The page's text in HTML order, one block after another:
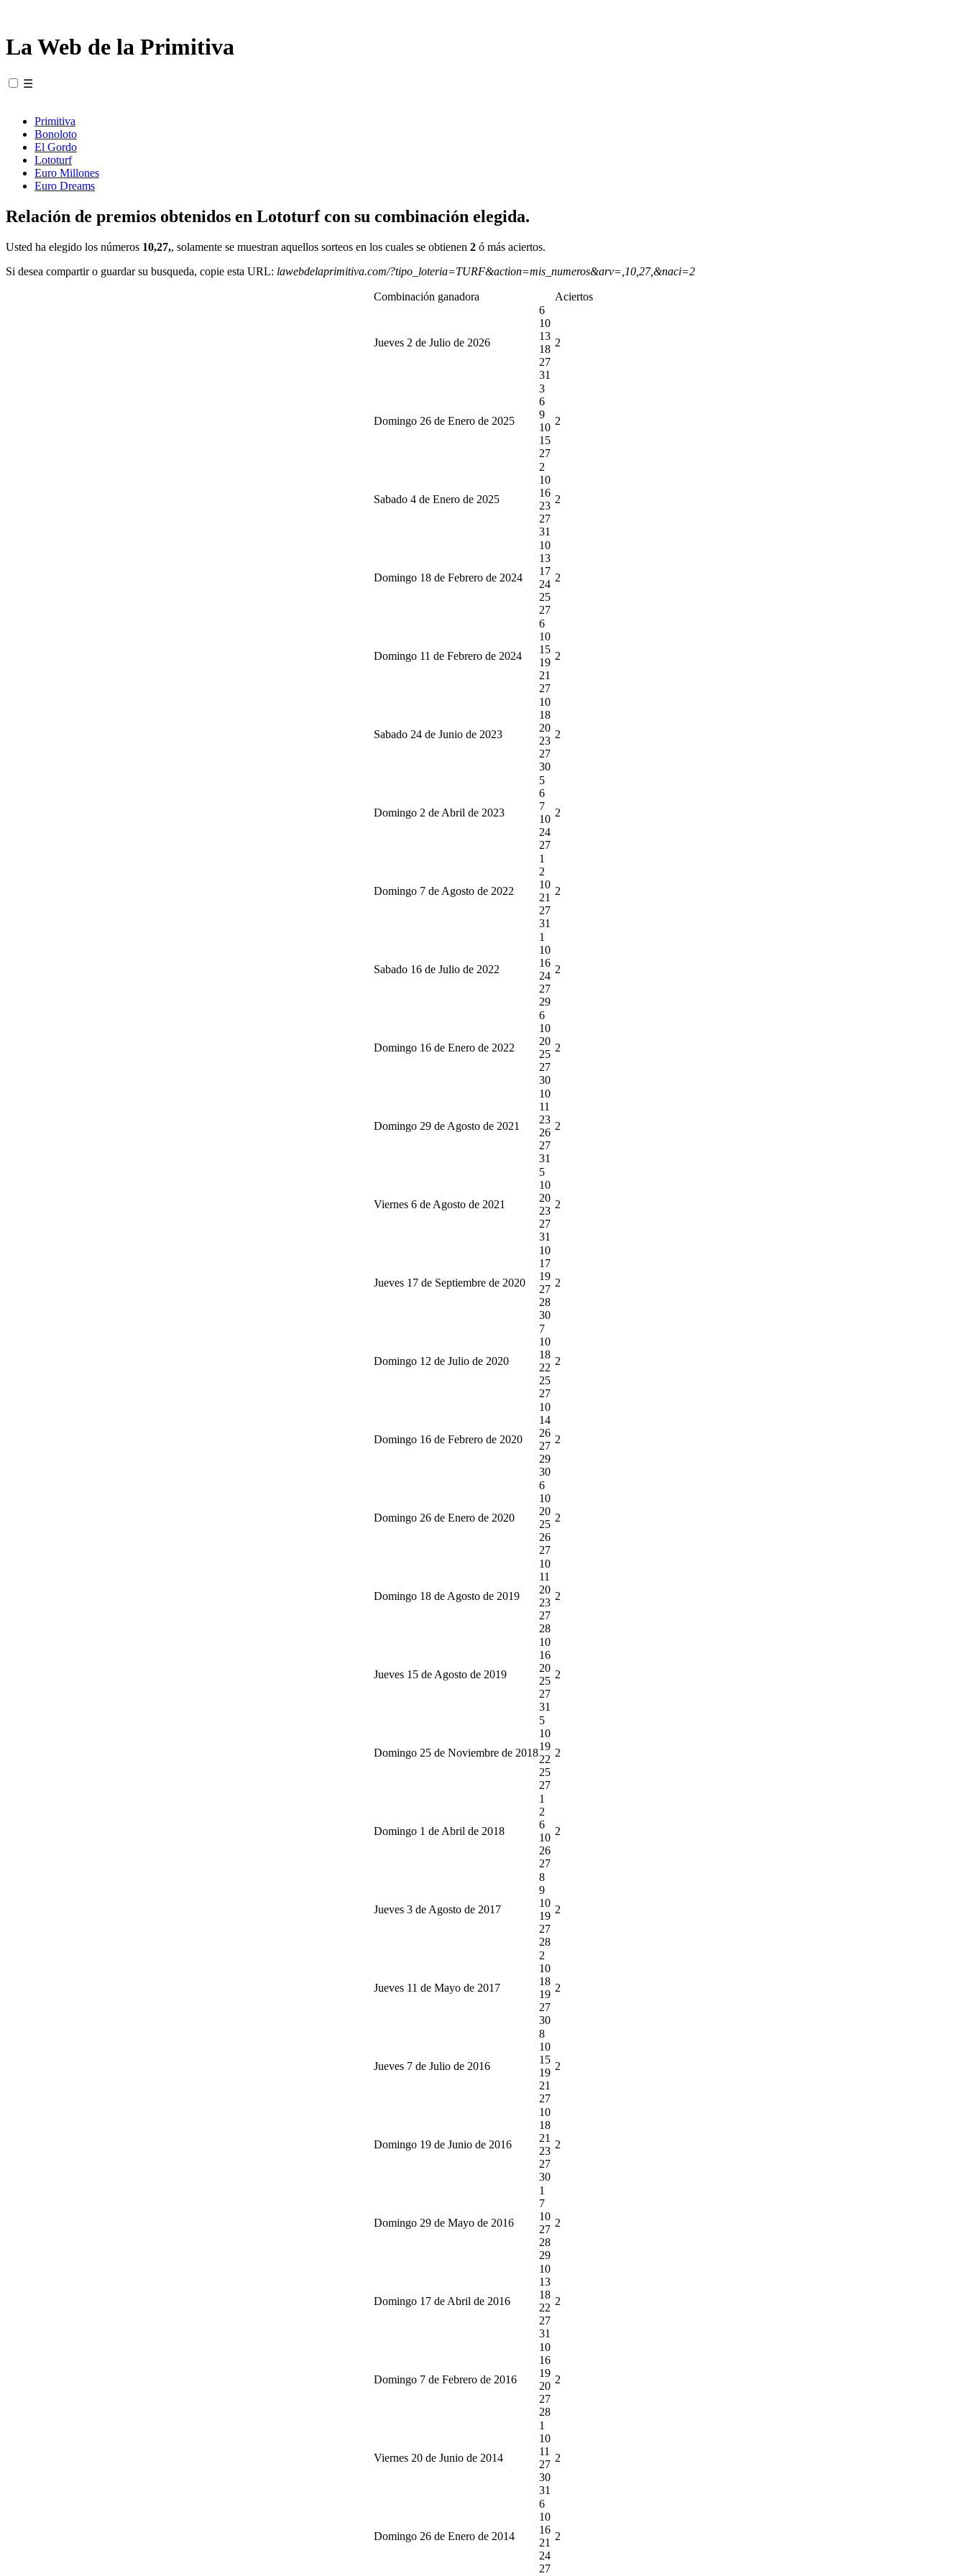
La Web de la Primitiva
☰
Primitiva
Bonoloto
El Gordo
Lototurf
Euro Millones
Euro Dreams
Relación de premios obtenidos en Lototurf con su combinación elegida.
Usted ha elegido los números 10,27,, solamente se muestran aquellos sorteos en los cuales se obtienen 2 ó más aciertos.
Si desea compartir o guardar su busqueda, copie esta URL: lawebdelaprimitiva.com/?tipo_loteria=TURF&action=mis_numeros&arv=,10,27,&naci=2
Combinación ganadora Aciertos
Jueves 2 de Julio de 2026
6
10
13
18
27
31
2
Domingo 26 de Enero de 2025
3
6
9
10
15
27
2
Sabado 4 de Enero de 2025
2
10
16
23
27
31
2
Domingo 18 de Febrero de 2024
10
13
17
24
25
27
2
Domingo 11 de Febrero de 2024
6
10
15
19
21
27
2
Sabado 24 de Junio de 2023
10
18
20
23
27
30
2
Domingo 2 de Abril de 2023
5
6
7
10
24
27
2
Domingo 7 de Agosto de 2022
1
2
10
21
27
31
2
Sabado 16 de Julio de 2022
1
10
16
24
27
29
2
Domingo 16 de Enero de 2022
6
10
20
25
27
30
2
Domingo 29 de Agosto de 2021
10
11
23
26
27
31
2
Viernes 6 de Agosto de 2021
5
10
20
23
27
31
2
Jueves 17 de Septiembre de 2020
10
17
19
27
28
30
2
Domingo 12 de Julio de 2020
7
10
18
22
25
27
2
Domingo 16 de Febrero de 2020
10
14
26
27
29
30
2
Domingo 26 de Enero de 2020
6
10
20
25
26
27
2
Domingo 18 de Agosto de 2019
10
11
20
23
27
28
2
Jueves 15 de Agosto de 2019
10
16
20
25
27
31
2
Domingo 25 de Noviembre de 2018
5
10
19
22
25
27
2
Domingo 1 de Abril de 2018
1
2
6
10
26
27
2
Jueves 3 de Agosto de 2017
8
9
10
19
27
28
2
Jueves 11 de Mayo de 2017
2
10
18
19
27
30
2
Jueves 7 de Julio de 2016
8
10
15
19
21
27
2
Domingo 19 de Junio de 2016
10
18
21
23
27
30
2
Domingo 29 de Mayo de 2016
1
7
10
27
28
29
2
Domingo 17 de Abril de 2016
10
13
18
22
27
31
2
Domingo 7 de Febrero de 2016
10
16
19
20
27
28
2
Viernes 20 de Junio de 2014
1
10
11
27
30
31
2
Domingo 26 de Enero de 2014
6
10
16
21
24
27
2